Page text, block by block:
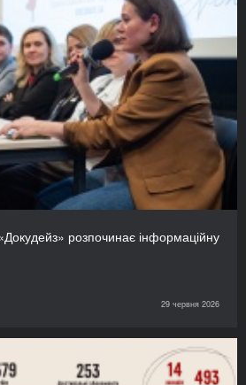
розпочинає інформаційну
29 червня 2026